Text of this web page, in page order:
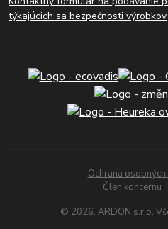
týkajúcich sa bezpečnosti výrobkov
Ochrana
Člen koncernu
© 2026. ARDON s.r.o.